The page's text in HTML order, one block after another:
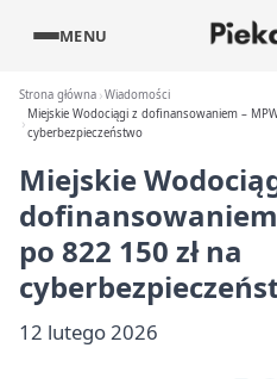
MENU
Strona główna Wiadomości
Miejskie Wodociągi z dofinansowaniem –
cyberbezpieczeństwo
Miejskie
dofinansowaniem
po 822 150 złna
12 lutego 2026